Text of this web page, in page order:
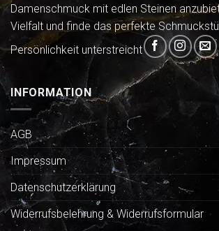
Damenschmuck mit edlen Steinen
Vielfalt und finde das perfekte
Persönlichkeit unterstreicht
INFORMATION
AGB
Impressum
Datenschutzerklärung
Widerrufsbelehrung & Widerrufsformular